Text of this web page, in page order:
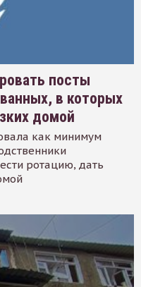
посты
в которых
домой
как минимум
ротацию, дать